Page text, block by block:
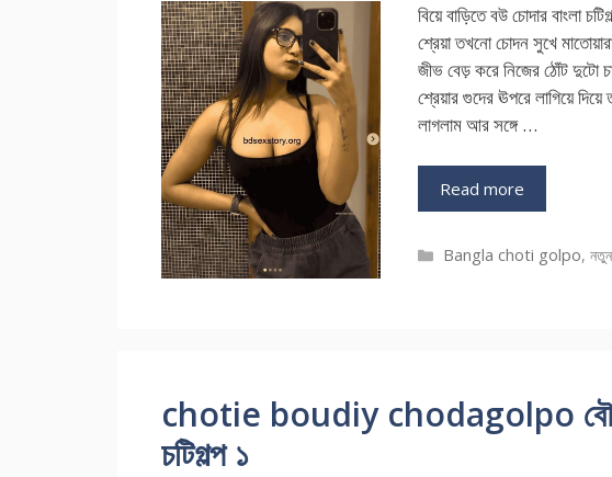
বিয়ে বাড়িতে বউ চোদার
শ্রেয়া তখনো চোদন সুখে
জীভ বেড় করে নিজের ঠোঁট দুটো
শ্রেয়ার গুদের ঊপরে লাগিয়ে
লাগলাম আর সঙ্গে …
Read more
Categories
Bangla choti golpo,নতুন
chotie boudiy chodagolpo বৌদির
চটিগল্প ১